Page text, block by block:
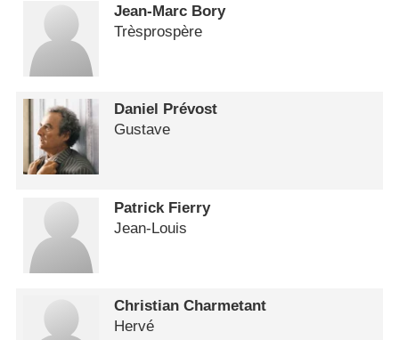
Jean-Marc Bory
Trèsprospère
Daniel Prévost
Gustave
Patrick Fierry
Jean-Louis
Christian Charmetant
Hervé